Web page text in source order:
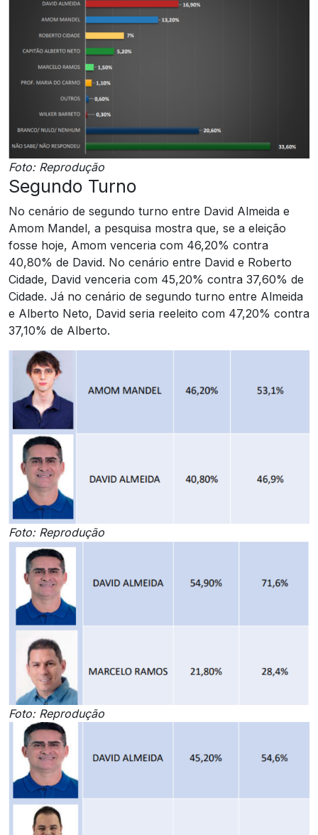
Foto: Reprodução
Segundo Turno
No cenário de segundo turno entre David Almeida e
Amom Mandel, a pesquisa mostra que, se a eleição
fosse hoje, Amom venceria com 46,20% contra
40,80% de David. No cenário entre David e Roberto
Cidade, David venceria com 45,20% contra 37,60% de
Cidade. Já no cenário de segundo turno entre Almeida
e Alberto Neto, David seria reeleito com 47,20% contra
37,10% de Alberto.
Foto: Reprodução
Foto: Reprodução